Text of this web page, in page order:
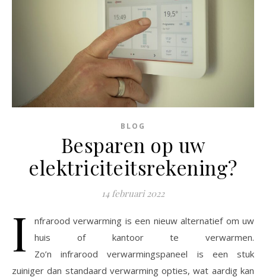
BLOG
Besparen op uw
elektriciteitsrekening?
14 februari 2022
I
nfrarood verwarming is een nieuw alternatief om uw
huis of kantoor te verwarmen.
Zo’n infrarood verwarmingspaneel is een stuk
zuiniger dan standaard verwarming opties, wat aardig kan